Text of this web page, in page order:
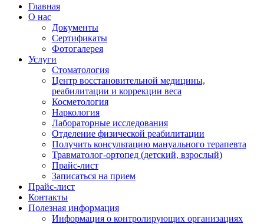
Главная
О нас
Документы
Сертификаты
Фотогалерея
Услуги
Стоматология
Центр восстановительной медицины,
реабилитации и коррекции веса
Косметология
Наркология
Лабораторные исследования
Отделение физической реабилитации
Получить консультацию мануального терапевта
Травматолог-ортопед (детский, взрослый)
Прайс-лист
Записаться на прием
Прайс-лист
Контакты
Полезная информация
Информация о контролирующих организациях